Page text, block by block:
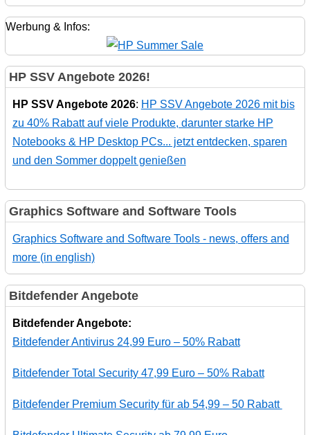
Werbung & Infos:
HP SSV Angebote 2026!
HP SSV Angebote 2026: HP SSV Angebote 2026 mit bis
zu 40% Rabatt auf viele Produkte, darunter starke HP
Notebooks & HP Desktop PCs... jetzt entdecken, sparen
und den Sommer doppelt genießen
Graphics Software and Software Tools
Graphics Software and Software Tools - news, offers and
more (in english)
Bitdefender Angebote
Bitdefender Angebote:
Bitdefender Antivirus 24,99 Euro – 50% Rabatt
Bitdefender Total Security 47,99 Euro – 50% Rabatt
Bitdefender Premium Security für ab 54,99 – 50 Rabatt